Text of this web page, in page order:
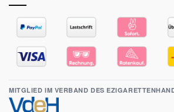
MITGLIED IM VERBAND DES